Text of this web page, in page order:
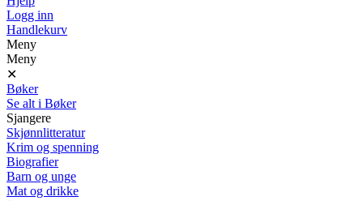
Logg inn
Handlekurv
Meny
Meny
✕
Bøker
Se alt i Bøker
Sjangere
Skjønnlitteratur
Krim og spenning
Biografier
Barn og unge
Mat og drikke